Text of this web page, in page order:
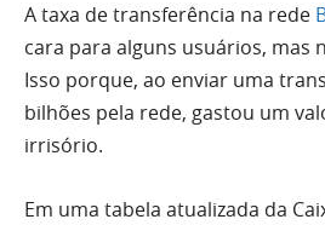
A taxa de transferência na rede
cara para alguns usuários, mas
Isso porque, ao enviar uma
bilhões pela rede, gastou um
irrisório.
Em uma tabela atualizada da